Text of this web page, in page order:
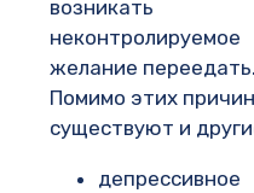
возникать
неконтролируемое
желание переедать.
Помимо этих
существуют и
депрессивное